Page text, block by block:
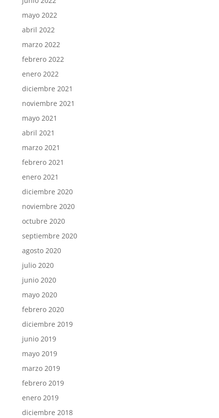
mayo 2022
abril 2022
marzo 2022
febrero 2022
enero 2022
diciembre 2021
noviembre 2021
mayo 2021
abril 2021
marzo 2021
febrero 2021
enero 2021
diciembre 2020
noviembre 2020
octubre 2020
septiembre 2020
agosto 2020
julio 2020
junio 2020
mayo 2020
febrero 2020
diciembre 2019
junio 2019
mayo 2019
marzo 2019
febrero 2019
enero 2019
diciembre 2018